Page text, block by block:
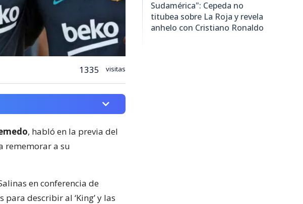
1335 visitas
, habló en la previa del
rememorar a su
en conferencia de
describir al ‘King’ y las
Sudamérica": Cepeda no
titubea sobre La Roja y revela
anhelo con Cristiano Ronaldo